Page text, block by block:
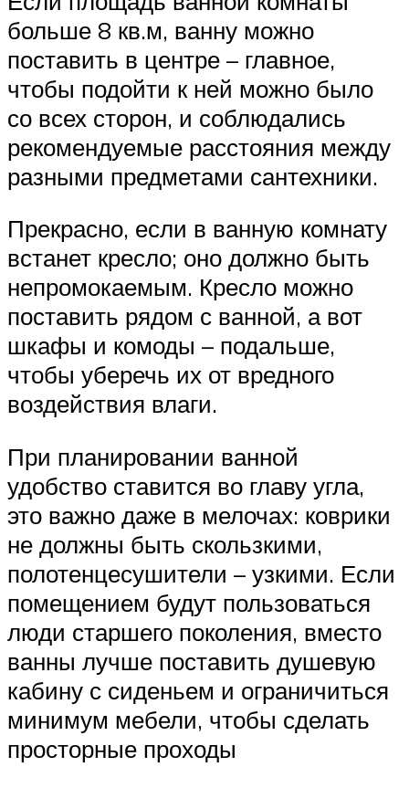
больше 8 кв.м, ванну можно
поставить в центре – главное,
чтобы подойти к ней можно было
со всех сторон, и соблюдались
рекомендуемые расстояния между
разными предметами сантехники.
Прекрасно, если в ванную комнату
встанет кресло; оно должно быть
непромокаемым. Кресло можно
поставить рядом с ванной, а вот
шкафы и комоды – подальше,
чтобы уберечь их от вредного
воздействия влаги.
При планировании ванной
удобство ставится во главу угла,
это важно даже в мелочах: коврики
не должны быть скользкими,
полотенцесушители – узкими. Если
помещением будут пользоваться
люди старшего поколения, вместо
ванны лучше поставить душевую
кабину с сиденьем и ограничиться
минимум мебели, чтобы сделать
просторные проходы